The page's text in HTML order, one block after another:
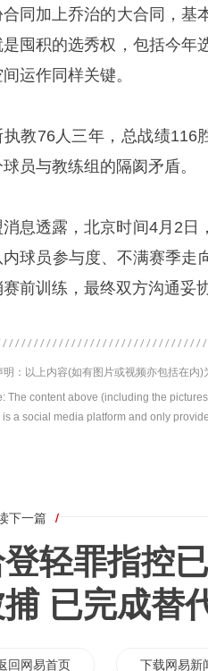
合同加上乔治的大合同，基
是囤积的选秀权，包括今年
运作同样关键。
执教76人三年，总战绩116
员与教练组的隔阂矛盾。
消息透露，北京时间4月2日
内球员参与度、不满赛季走
前训练，最终双方沟通妥
明：以上内容(如有图片或视频亦包括在内)
The content above (including the
is a social media platform and only
下一篇 /
轻罪指控
已完成替
回网易首页 下载网易新